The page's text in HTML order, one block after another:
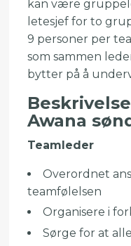
kan være
letesjef for to
9 personer per
som sammen
bytter på å
Awana
Teamleder
Overordnet
teamfølelsen
Organisere i
Sørge for at